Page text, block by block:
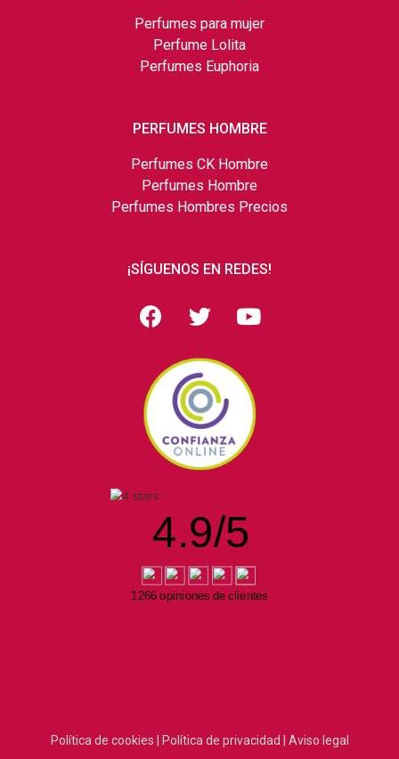
Perfumes para mujer
Perfume Lolita
Perfumes Euphoria
PERFUMES HOMBRE
Perfumes CK Hombre
Perfumes Hombre
Perfumes Hombres Precios
¡SÍGUENOS EN REDES!
4.9/5
1266 opiniones de clientes
Política de cookies | Política de privacidad | Aviso legal